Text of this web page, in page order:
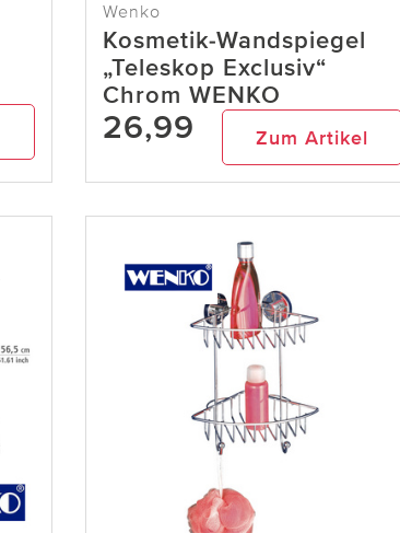
Wenko
Kosmetik-Wandspiegel
„Teleskop Exclusiv“
Chrom WENKO
26,99 Zum Artikel